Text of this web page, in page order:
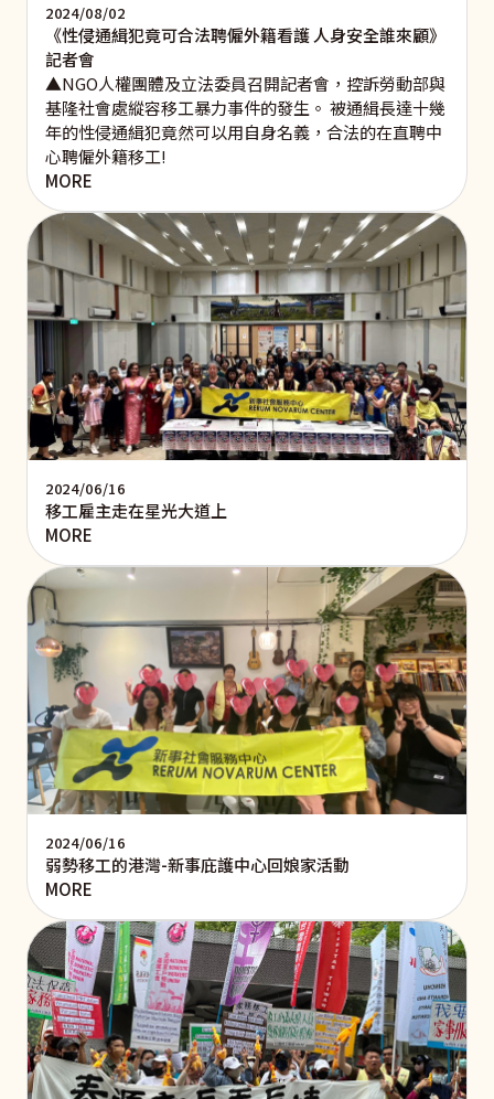
2024/08/02
《性侵通緝犯竟可合法聘僱外籍看護 人身安全誰來顧》
記者會
▲NGO人權團體及立法委員召開記者會，控訴勞動部與
基隆社會處縱容移工暴力事件的發生。 被通緝長達十幾
年的性侵通緝犯竟然可以用自身名義，合法的在直聘中
心聘僱外籍移工!
MORE
2024/06/16
移工雇主走在星光大道上
MORE
2024/06/16
弱勢移工的港灣-新事庇護中心回娘家活動
MORE